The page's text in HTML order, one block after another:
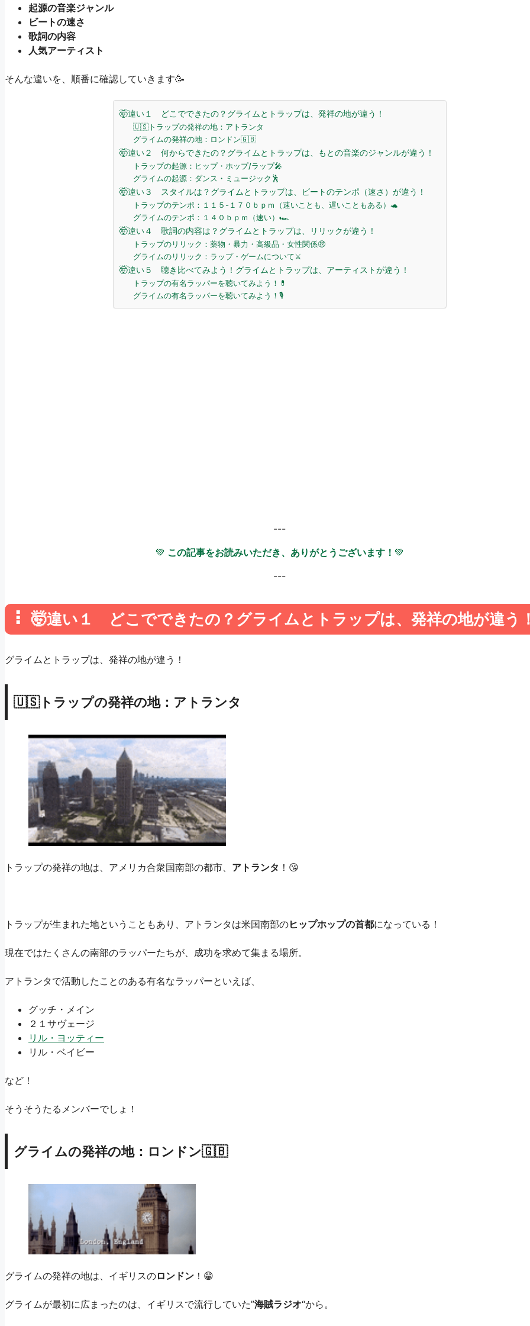
起源の音楽ジャンル
ビートの速さ
歌詞の内容
人気アーティスト
そんな違いを、順番に確認していきます🥳
🤯違い１ どこでできたの？グライムとトラップは、発祥の地が違う！
🇺🇸トラップの発祥の地：アトランタ
グライムの発祥の地：ロンドン🇬🇧
🤯違い２ 何からできたの？グライムとトラップは、もとの音楽のジャンルが違う！
トラップの起源：ヒップ・ホップ/ラップ🎤
グライムの起源：ダンス・ミュージック🕺
🤯違い３ スタイルは？グライムとトラップは、ビートのテンポ（速さ）が違う！
トラップのテンポ：１１５-１７０ｂｐｍ（速いことも、遅いこともある）🐢
グライムのテンポ：１４０ｂｐｍ（速い）🏎️
🤯違い４ 歌詞の内容は？グライムとトラップは、リリックが違う！
トラップのリリック：薬物・暴力・高級品・女性関係🤑
グライムのリリック：ラップ・ゲームについて⚔️
🤯違い５ 聴き比べてみよう！グライムとトラップは、アーティストが違う！
トラップの有名ラッパーを聴いてみよう！💊
グライムの有名ラッパーを聴いてみよう！🎙️
---
💚 この記事をお読みいただき、ありがとうございます！ 💚
---
🤯違い１ どこでできたの？グライムとトラップは、発祥の地が違う
グライムとトラップは、発祥の地が違う！
🇺🇸トラップの発祥の地：アトランタ
トラップの発祥の地は、アメリカ合衆国南部の都市、 アトランタ ！😘
トラップが生まれた地ということもあり、アトランタは米国南部のヒップホップの首都になっている！
現在ではたくさんの南部のラッパーたちが、成功を求めて集まる場所。
アトランタで活動したことのある有名なラッパーといえば、
グッチ・メイン
２１サヴェージ
リル・ヨッティー
リル・ベイビー
など！
そうそうたるメンバーでしょ！
グライムの発祥の地：ロンドン🇬🇧
グライムの発祥の地は、イギリスのロンドン ！😁
グライムが最初に広まったのは、イギリスで流行していた”海賊ラジオ“から。